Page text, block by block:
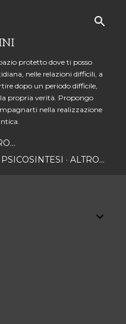
protetto dove ti posso
nelle relazioni difficili, a
dopo un periodo difficile,
la propria verità. Propongo
nella realizzazione
PSICOSINTESI ALTRO…